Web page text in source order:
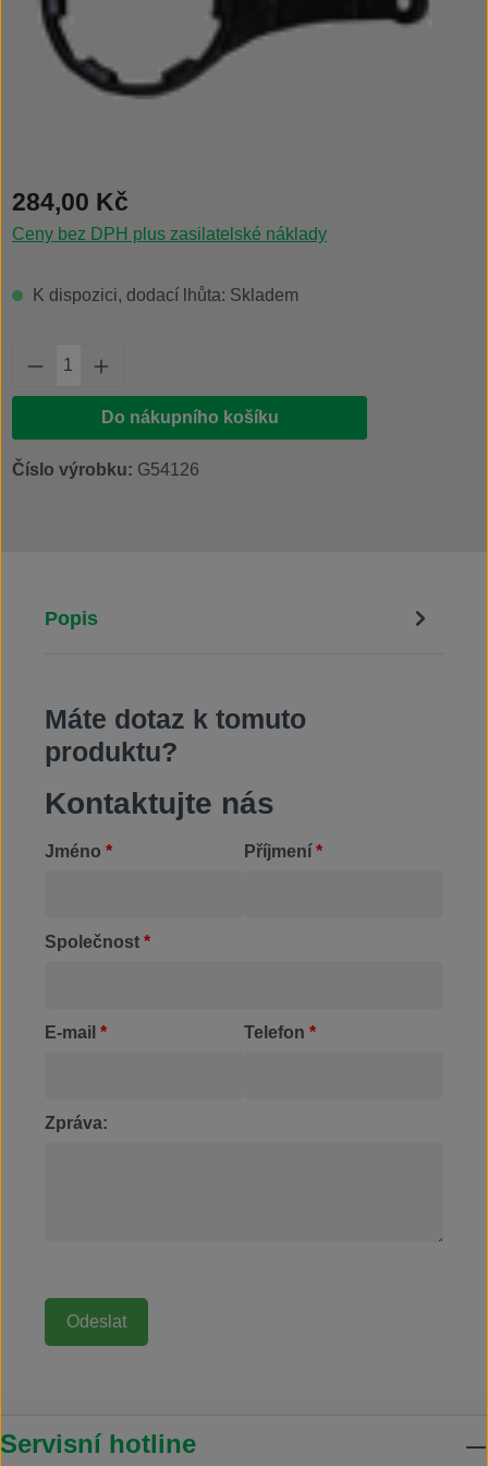
Běžná cena:
284,00 Kč
Ceny bez DPH plus zasilatelské náklady
K dispozici, dodací lhůta: Skladem
Množství produktu: Zadejte požadované
Do nákupního košíku
Číslo výrobku: G54126
Popis
Máte dotaz k tomuto
produktu?
Kontaktujte nás
Jméno * Příjmení *
Společnost *
E-mail * Telefon *
Zpráva:
Servisní hotline